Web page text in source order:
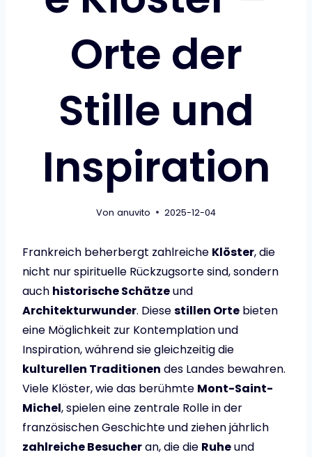
Orte der
Stille und
Inspiration
Von anuvito 2025-12-04
Frankreich beherbergt zahlreiche Klöster, die
nicht nur spirituelle Rückzugsorte sind, sondern
auch historische Schätzeund
Architekturwunder. Diesestillen Orte bieten
eine Möglichkeit zur Kontemplation und
Inspiration, während sie gleichzeitig die
kulturellen Traditionen des Landes bewahren.
Viele Klöster, wie das berühmte Mont-Saint-
Michel, spielen eine zentrale Rolle in der
französischen Geschichte und ziehen jährlich
zahlreiche Besucheran, die die Ruheund